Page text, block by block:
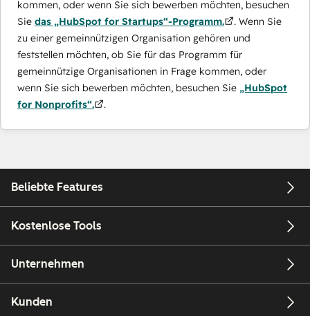
kommen, oder wenn Sie sich bewerben möchten, besuchen
Sie das „HubSpot for Startups“-Programm.
. Wenn Sie
zu einer gemeinnützigen Organisation gehören und
feststellen möchten, ob Sie für das Programm für
gemeinnützige Organisationen in Frage kommen, oder
wenn Sie sich bewerben möchten, besuchen Sie „HubSpot
for Nonprofits“.
.
Beliebte Features
Kostenlose Tools
Unternehmen
Kunden